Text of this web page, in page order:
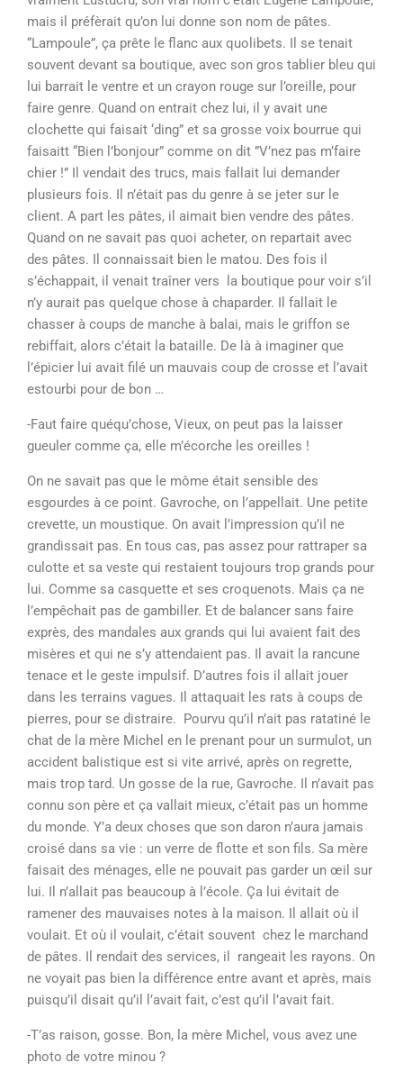
mais il préfèrait qu’on lui donne son nom de pâtes.
“Lampoule”, ça prête le flanc aux quolibets. Il se tenait
souvent devant sa boutique, avec son gros tablier bleu qui
lui barrait le ventre et un crayon rouge sur l’oreille, pour
faire genre. Quand on entrait chez lui, il y avait une
clochette qui faisait ‘ding” et sa grosse voix bourrue qui
faisaitt “Bien l’bonjour” comme on dit ”V’nez pas m’faire
chier !” Il vendait des trucs, mais fallait lui demander
plusieurs fois. Il n’était pas du genre à se jeter sur le
client. A part les pâtes, il aimait bien vendre des pâtes.
Quand on ne savait pas quoi acheter, on repartait avec
des pâtes. Il connaissait bien le matou. Des fois il
s’échappait, il venait traîner vers la boutique pour voir s’il
n’y aurait pas quelque chose à chaparder. Il fallait le
chasser à coups de manche à balai, mais le griffon se
rebiffait, alors c’était la bataille. De là à imaginer que
l’épicier lui avait filé un mauvais coup de crosse et l’avait
estourbi pour de bon …
-Faut faire quéqu’chose, Vieux, on peut pas la laisser
gueuler comme ça, elle m’écorche les oreilles !
On ne savait pas que le môme était sensible des
esgourdes à ce point. Gavroche, on l’appellait. Une petite
crevette, un moustique. On avait l’impression qu’il ne
grandissait pas. En tous cas, pas assez pour rattraper sa
culotte et sa veste qui restaient toujours trop grands pour
lui. Comme sa casquette et ses croquenots. Mais ça ne
l’empêchait pas de gambiller. Et de balancer sans faire
exprès, des mandales aux grands qui lui avaient fait des
misères et qui ne s’y attendaient pas. Il avait la rancune
tenace et le geste impulsif. D’autres fois il allait jouer
dans les terrains vagues. Il attaquait les rats à coups de
pierres, pour se distraire. Pourvu qu’il n’ait pas ratatiné le
chat de la mère Michel en le prenant pour un surmulot, un
accident balistique est si vite arrivé, après on regrette,
mais trop tard. Un gosse de la rue, Gavroche. Il n’avait pas
connu son père et ça vallait mieux, c’était pas un homme
du monde. Y’a deux choses que son daron n’aura jamais
croisé dans sa vie : un verre de flotte et son fils. Sa mère
faisait des ménages, elle ne pouvait pas garder un œil sur
lui. Il n’allait pas beaucoup à l’école. Ça lui évitait de
ramener des mauvaises notes à la maison. Il allait où il
voulait. Et où il voulait, c’était souvent chez le marchand
de pâtes. Il rendait des services, il rangeait les rayons. On
ne voyait pas bien la différence entre avant et après, mais
puisqu’il disait qu’il l’avait fait, c’est qu’il l’avait fait.
-T’as raison, gosse. Bon, la mère Michel, vous avez une
photo de votre minou ?